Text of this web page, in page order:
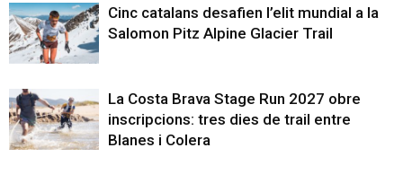
Cinc catalans desafien l’elit mundial a la
Salomon Pitz Alpine Glacier Trail
La Costa Brava Stage Run 2027 obre
inscripcions: tres dies de trail entre
Blanes i Colera